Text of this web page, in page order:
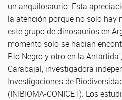
un anquilosaurio. Esta
la atención porque no solo hay
este grupo de dinosaurios en
momento solo se habían
Río Negro y otro en la
Carabajal, investigadora
Investigaciones de
(INIBIOMA-CONICET). Los